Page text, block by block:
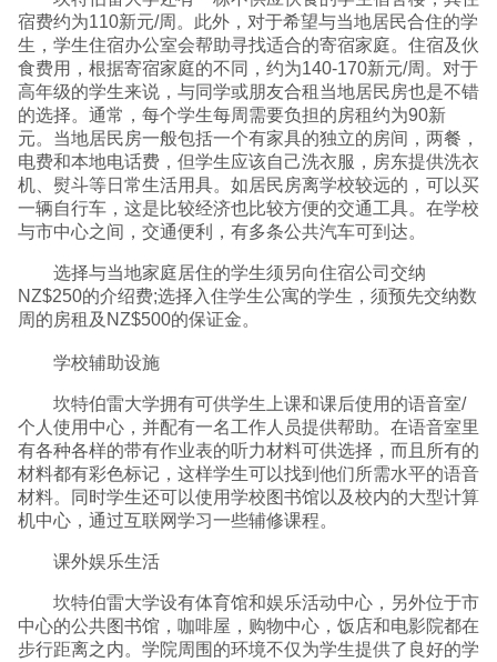
宿费约为110新元/周。此外，对于希望与当地居民合住的学
生，学生住宿办公室会帮助寻找适合的寄宿家庭。住宿及伙
食费用，根据寄宿家庭的不同，约为140-170新元/周。对于
高年级的学生来说，与同学或朋友合租当地居民房也是不错
的选择。通常，每个学生每周需要负担的房租约为90新
元。当地居民房一般包括一个有家具的独立的房间，两餐，
电费和本地电话费，但学生应该自己洗衣服，房东提供洗衣
机、熨斗等日常生活用具。如居民房离学校较远的，可以买
一辆自行车，这是比较经济也比较方便的交通工具。在学校
与市中心之间，交通便利，有多条公共汽车可到达。
选择与当地家庭居住的学生须另向住宿公司交纳
NZ$250的介绍费;选择入住学生公寓的学生，须预先交纳数
周的房租及NZ$500的保证金。
学校辅助设施
坎特伯雷大学拥有可供学生上课和课后使用的语音室/
个人使用中心，并配有一名工作人员提供帮助。在语音室里
有各种各样的带有作业表的听力材料可供选择，而且所有的
材料都有彩色标记，这样学生可以找到他们所需水平的语音
材料。同时学生还可以使用学校图书馆以及校内的大型计算
机中心，通过互联网学习一些辅修课程。
课外娱乐生活
坎特伯雷大学设有体育馆和娱乐活动中心，另外位于市
中心的公共图书馆，咖啡屋，购物中心，饭店和电影院都在
步行距离之内。学院周围的环境不仅为学生提供了良好的学